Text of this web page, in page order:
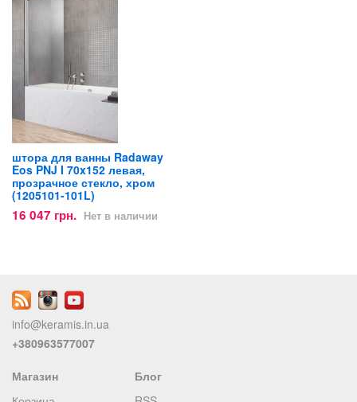
штора для ванны Radaway
Eos PNJ I 70x152 левая,
прозрачное стекло, хром
(1205101-101L)
16 047 грн. Нет в наличии
info@keramis.in.ua
+380963577007
Магазин
Блог